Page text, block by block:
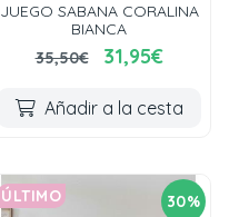
JUEGO SABANA CORALINA
BIANCA
35,50€
31,95€
Añadir a la cesta
30%
ÚLTIMO